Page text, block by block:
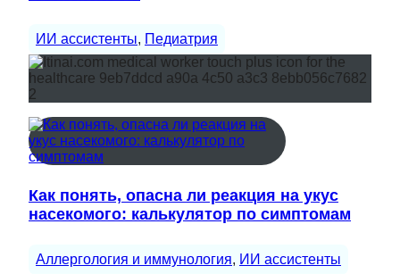
ИИ ассистенты, Педиатрия
Как понять, опасна ли реакция на укус
насекомого: калькулятор по симптомам
Аллергология и иммунология, ИИ ассистенты